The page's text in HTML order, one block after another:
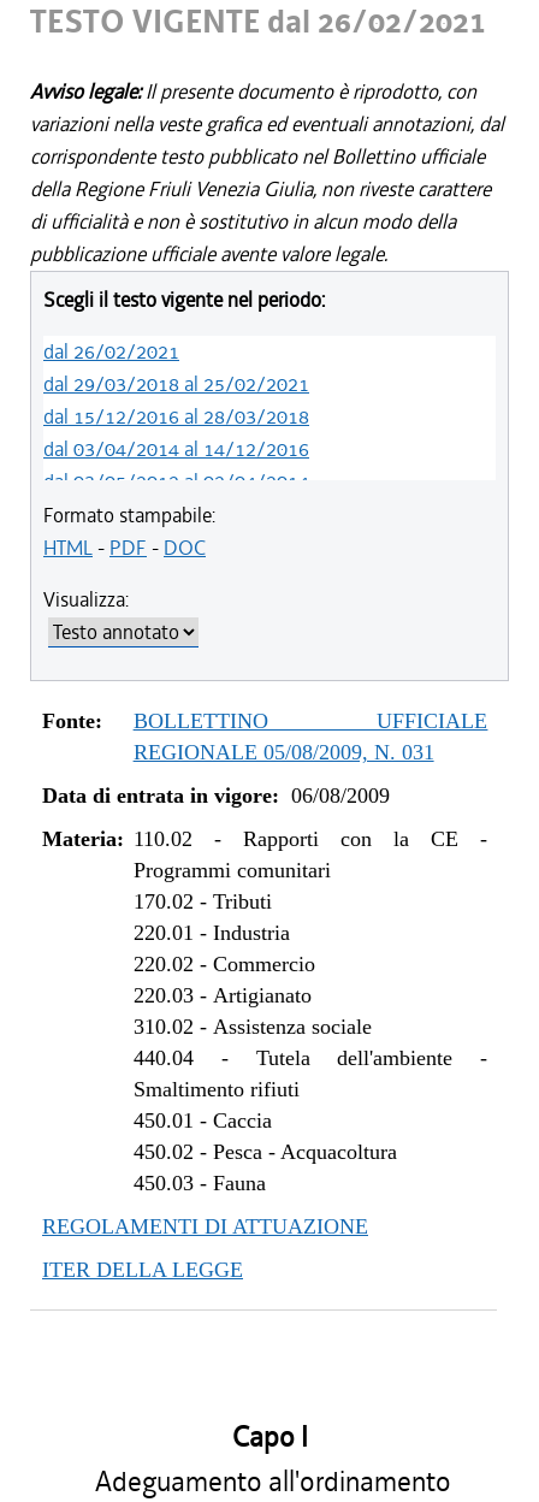
TESTO VIGENTE dal 26/02/2021
Avviso legale:Il presente documento è riprodotto, con
variazioni nella veste grafica ed eventuali annotazioni, dal
corrispondente testo pubblicato nel Bollettino ufficiale
della Regione Friuli Venezia Giulia, non riveste carattere
di ufficialità e non è sostitutivo in alcun modo della
pubblicazione ufficiale avente valore legale.
Scegli il testo vigente nel periodo:
dal 26/02/2021
dal 29/03/2018 al 25/02/2021
dal 15/12/2016 al 28/03/2018
dal 03/04/2014 al 14/12/2016
dal 03/05/2012 al 02/04/2014
dal 23/06/2011 al 02/05/2012
dal 07/04/2011 al 22/06/2011
dal 28/10/2010 al 31/12/2010
dal 08/07/2010 al 27/10/2010
dal 01/01/2010 al 07/07/2010
dal 06/08/2009 al 31/12/2009
Formato stampabile:
HTML- PDF - DOC
Visualizza:
Fonte:
BOLLETTINO UFFICIALE
REGIONALE 05/08/2009, N. 031
Data di entrata in vigore: 06/08/2009
Materia: 110.02 - Rapporti con la CE -
Programmi comunitari
170.02 - Tributi
220.01 - Industria
220.02 - Commercio
220.03- Artigianato
310.02 - Assistenza sociale
440.04- Tutela dell'ambiente -
Smaltimento rifiuti
450.01 - Caccia
450.02 - Pesca - Acquacoltura
450.03- Fauna
REGOLAMENTI DI ATTUAZIONE
ITER DELLA LEGGE
Capo I
Adeguamento all'ordinamento